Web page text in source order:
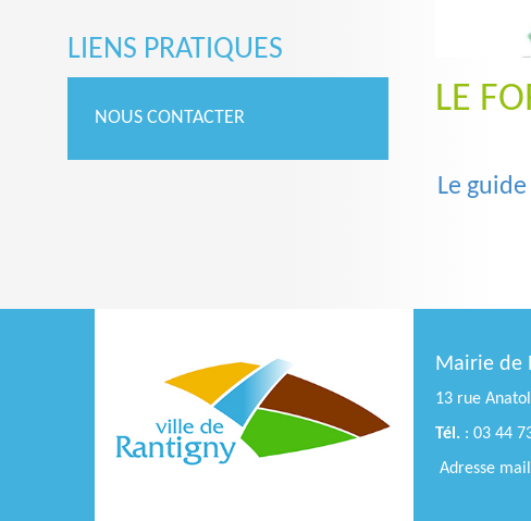
LIENS PRATIQUES
NOUS CONTACTER LE
Le
Mairie de
13 rue
Tél. : 03 44
Adresse